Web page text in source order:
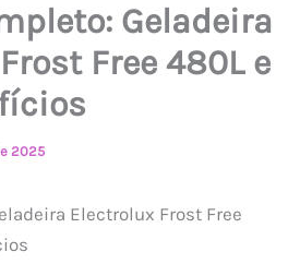
Geladeira
Free 480L e
2025
Electrolux Frost Free